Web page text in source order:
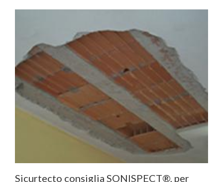
Sicurtecto consiglia SONISPECT®, per